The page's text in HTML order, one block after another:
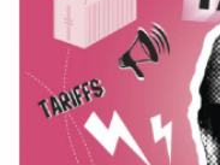
決紛爭，所以請法官
商法院認為，吳姓女
序應得到教訓，也表
行，緩刑期間須保護
課，如果不好好遵守
讞，柯文哲社宅住戶
（Avraham Rubin）指
得進一步調查，因此
備工作，直到法院作
安全部及以色列監獄
與公園管理局長期反
科學依據支持將鱷魚